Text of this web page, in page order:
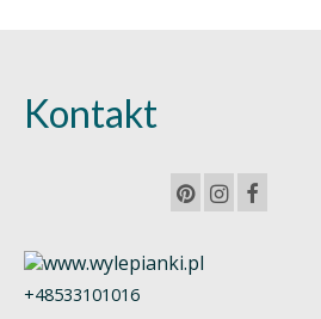
Kontakt
+48533101016